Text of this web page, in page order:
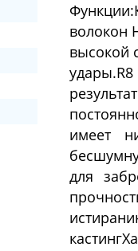
волокон
высокой
имеет
для